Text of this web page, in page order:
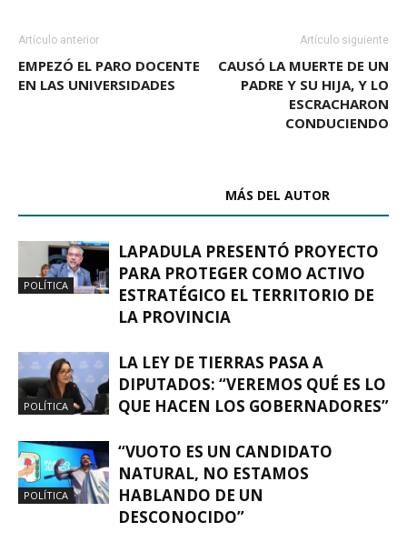
Artículo anterior
EMPEZÓ EL PARO DOCENTE
EN LAS UNIVERSIDADES
Artículo siguiente
CAUSÓ LA MUERTE DE UN
PADRE Y SU HIJA, Y LO
ESCRACHARON
CONDUCIENDO
MÁS DEL AUTOR
POLÍTICA
LAPADULA PRESENTÓ PROYECTO
PARA PROTEGER COMO ACTIVO
ESTRATÉGICO EL TERRITORIO DE
LA PROVINCIA
POLÍTICA
LA LEY DE TIERRAS PASA A
DIPUTADOS: “VEREMOS QUÉ ES LO
QUE HACEN LOS GOBERNADORES”
POLÍTICA
“VUOTO ES UN CANDIDATO
NATURAL, NO ESTAMOS
HABLANDO DE UN
DESCONOCIDO”